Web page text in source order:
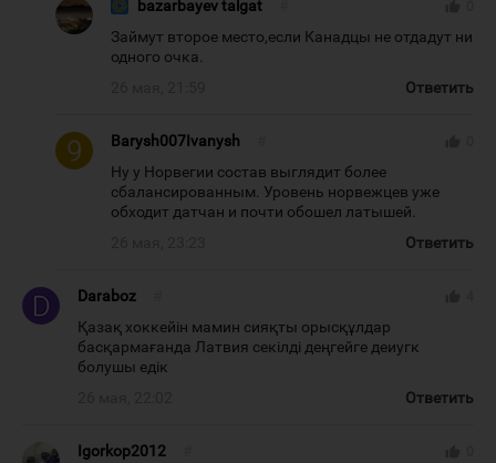
bazarbayev talgat
Займут второе место,если Канадцы не отдадут ни
одного очка.
Ответить
Barysh007Ivanysh
Ну у Норвегии состав выглядит более
сбалансированным. Уровень норвежцев уже
обходит датчан и почти обошел латышей.
Ответить
Daraboz
Қазақ хоккейін мамин сияқты орысқұлдар
басқармағанда Латвия секілді деңгейге деиугк
болушы едік
Ответить
Igorkop2012